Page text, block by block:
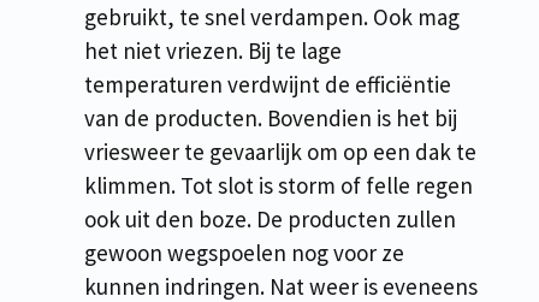
gebruikt, te snel verdampen. Ook mag
het niet vriezen. Bij te lage
temperaturen verdwijnt de efficiëntie
van de producten. Bovendien is het bij
vriesweer te gevaarlijk om op een dak te
klimmen. Tot slot is storm of felle regen
ook uit den boze. De producten zullen
gewoon wegspoelen nog voor ze
kunnen indringen. Nat weer is eveneens